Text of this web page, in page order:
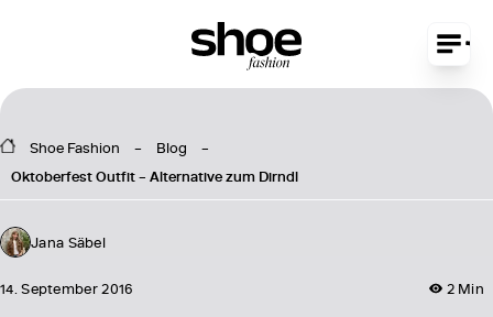
Shoe Fashion
Blog
Oktoberfest Outfit – Alternative zum Dirndl
Jana Säbel
2 Min
14. September 2016